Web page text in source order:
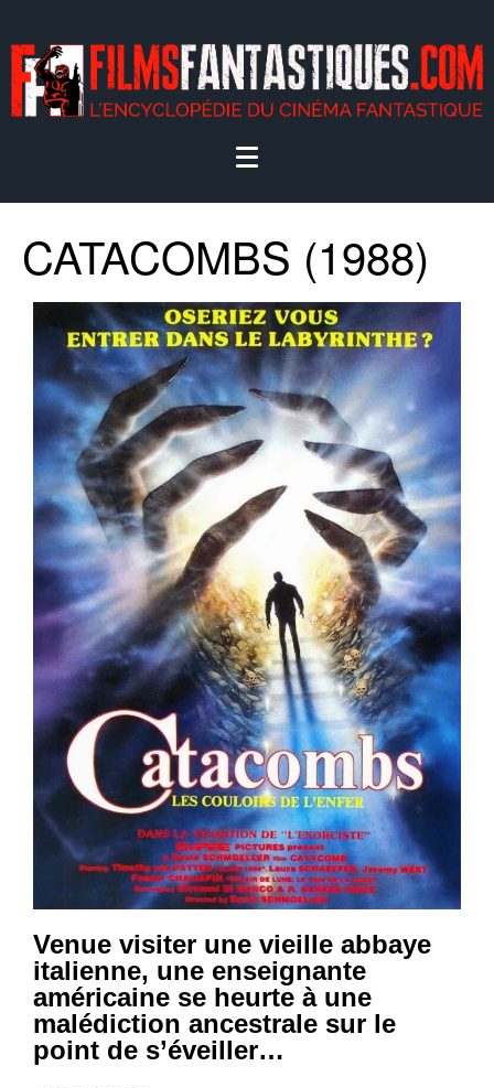
CATACOMBS (1988)
Venue visiter une vieille abbaye
italienne, une enseignante
américaine se heurte à une
malédiction ancestrale sur le
point de s’éveiller…